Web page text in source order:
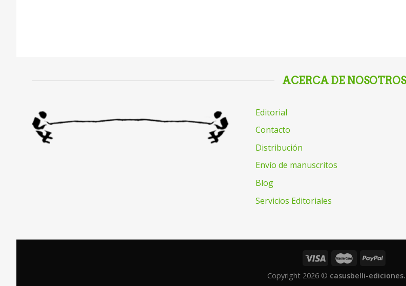
ACERCA DE NOSOTROS
Editorial
Contacto
Distribución
Envío de manuscritos
Blog
Servicios Editoriales
Copyright 2026 © casusbelli-